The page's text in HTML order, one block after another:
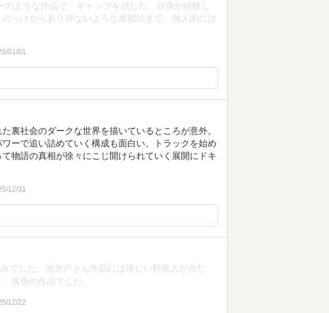
ような作品で、ギャップを感じた。自身が経験し
っけからあり得ないような展開続きで、個人的には
01/01
裏社会のダークな世界を描いているところが意外。
ーで追い詰めていく構成も面白い。トラックを始め
物語の真相が徐々にこじ開けられていく展開にドキ
12/31
でした。池井戸さん作品には珍しい程死人が出た
異色の作品でした。
12/22